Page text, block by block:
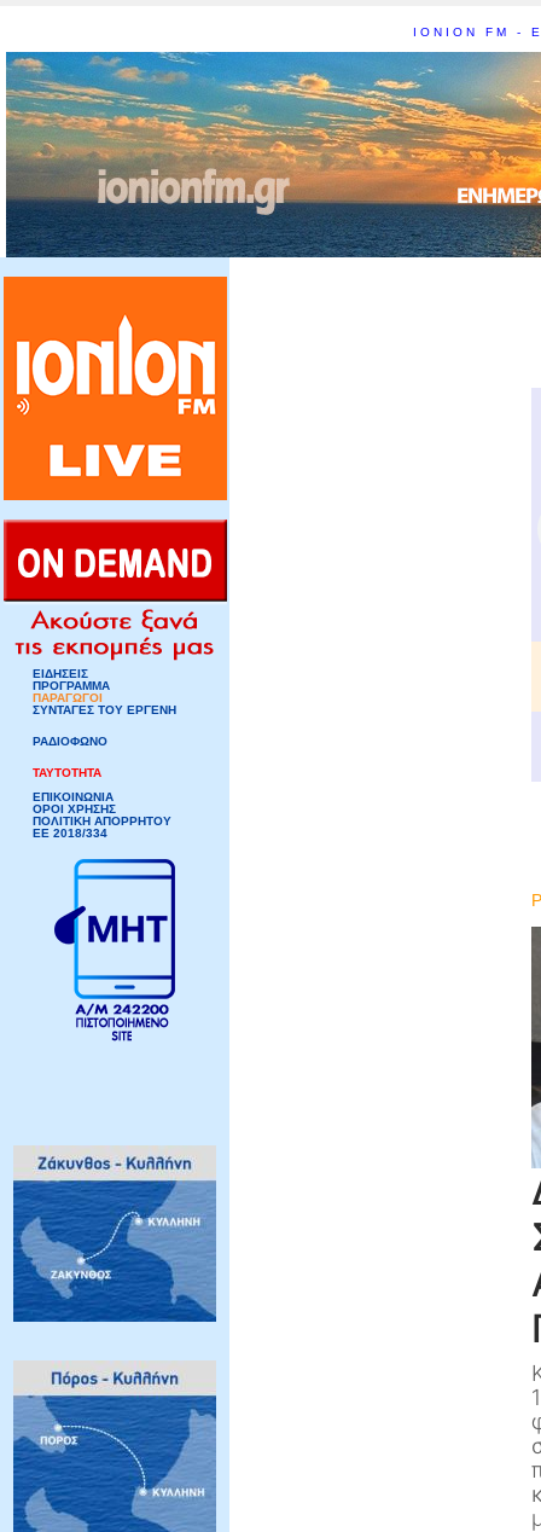
IONION FM -
ΕΙΔΗΣΕΙΣ
ΠΡΟΓΡΑΜΜΑ
ΠΑΡΑΓΩΓΟΙ
ΣΥΝΤΑΓΕΣ ΤΟΥ ΕΡΓΕΝΗ
ΡΑΔΙΟΦΩΝΟ
ΤΑΥΤΟΤΗΤΑ
ΕΠΙΚΟΙΝΩΝΙΑ
ΟΡΟΙ ΧΡΗΣΗΣ
ΠΟΛΙΤΙΚΗ ΑΠΟΡΡΗΤΟΥ
ΕΕ 2018/334